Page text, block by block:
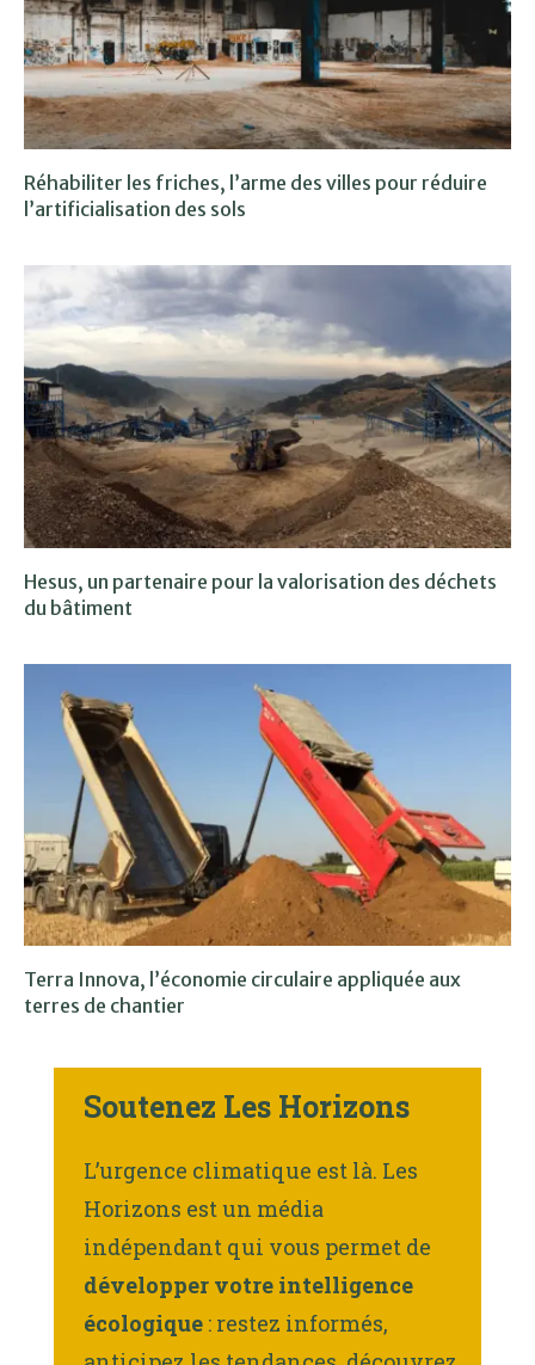
Réhabiliter les friches, l’arme des villes pour réduire
l’artificialisation des sols
Hesus, un partenaire pour la valorisation des déchets
du bâtiment
Terra Innova, l’économie circulaire appliquée aux
terres de chantier
Soutenez Les Horizons
L’urgence climatique est là. Les
Horizons est un média
indépendant qui vous permet de
développer votre intelligence
écologique : restez informés,